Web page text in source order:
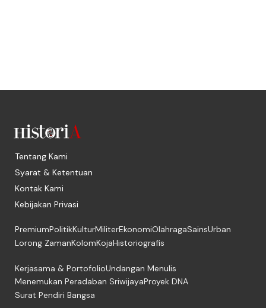
Tentang Kami
Syarat & Ketentuan
Kontak Kami
Kebijakan Privasi
PremiumPolitikKulturMiliterEkonomiOlahragaSainsUrban
Lorong ZamanKolomKojaHistoriografis
Kerjasama & PortofolioUndangan Menulis
Menemukan Peradaban SriwijayaProyek DNA
Surat Pendiri Bangsa